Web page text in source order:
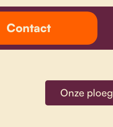
Contact
Onze ploeg